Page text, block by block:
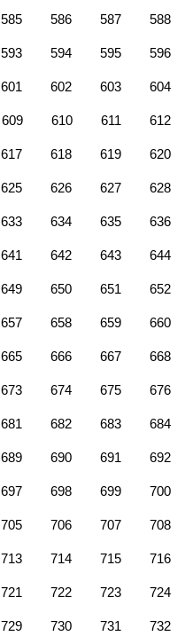
585 586 587 588
593 594 595 596
601 602 603 604
609 610 611 612
617 618 619 620
625 626 627 628
633 634 635 636
641 642 643 644
649 650 651 652
657 658 659 660
665 666 667 668
673 674 675 676
681 682 683 684
689 690 691 692
697 698 699 700
705 706 707 708
713 714 715 716
721 722 723 724
729 730 731 732